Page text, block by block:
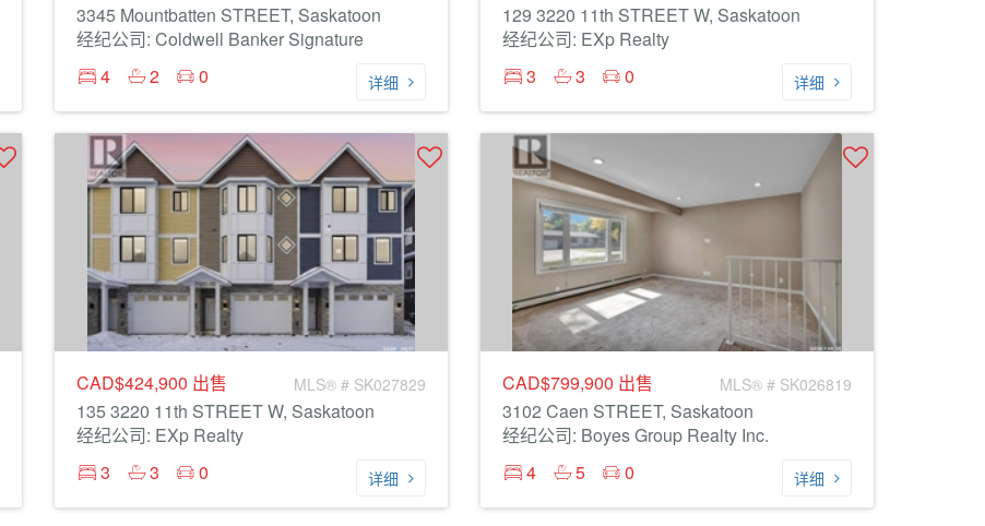
3345 Mountbatten STREET, Saskatoon
经纪公司: Coldwell Banker Signature
4
2 0 详细
129 3220 11th STREET W, Saskatoon
经纪公司: EXp Realty
3
3 0 详细
CAD$424,900 出售 MLS® # SK027829
135 3220 11th STREET W, Saskatoon
经纪公司: EXp Realty
3
3 0 详细
CAD$799,900 出售 MLS® # SK026819
3102 Caen STREET, Saskatoon
经纪公司: Boyes Group Realty Inc.
4
5 0 详细